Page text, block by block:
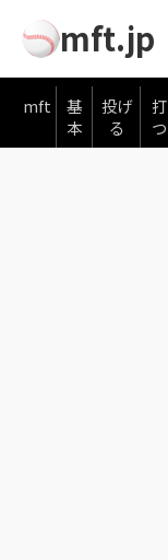
mft.jp
mft
基
本
投げ
る
打
つ